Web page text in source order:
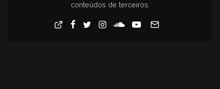
conteúdos de terceiros.